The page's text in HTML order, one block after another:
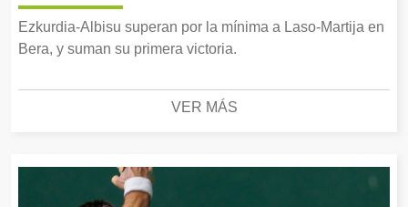
Ezkurdia-Albisu superan por la mínima a Laso-Martija en
Bera, y suman su primera victoria.
VER MÁS